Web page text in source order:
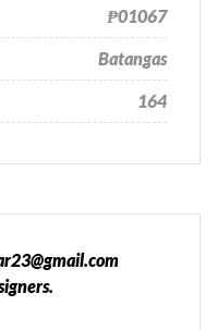
₱01067
Batangas
164